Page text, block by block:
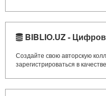
BIBLIO.UZ -
Создайте свою авторскую
зарегистрироваться в